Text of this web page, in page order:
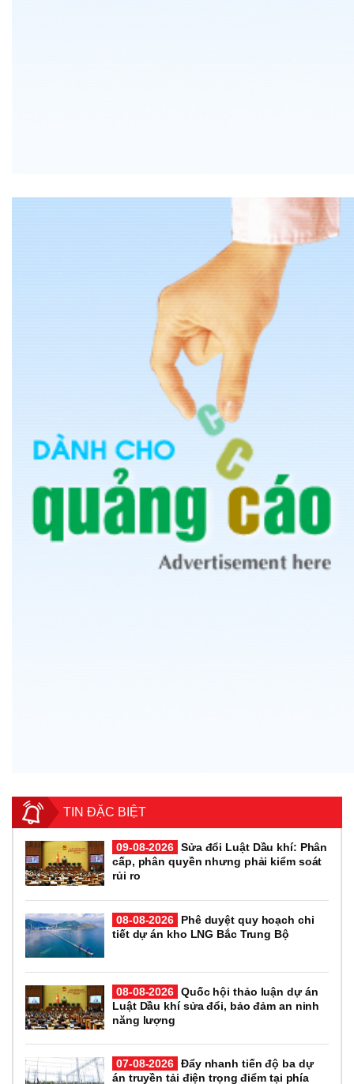
TIN ĐẶC BIỆT
09-08-2026 Sửa đổi Luật Dầu khí: Phân
cấp, phân quyền nhưng phải kiểm soát
rủi ro
08-08-2026
Phê duyệt quy hoạch chi
tiết dự án kho LNG Bắc Trung Bộ
08-08-2026 Quốc hội thảo luận dự án
Luật Dầu khí sửa đổi, bảo đảm an ninh
năng lượng
07-08-2026 Đẩy nhanh tiến độ ba dự
án truyền tải điện trọng điểm tại phía